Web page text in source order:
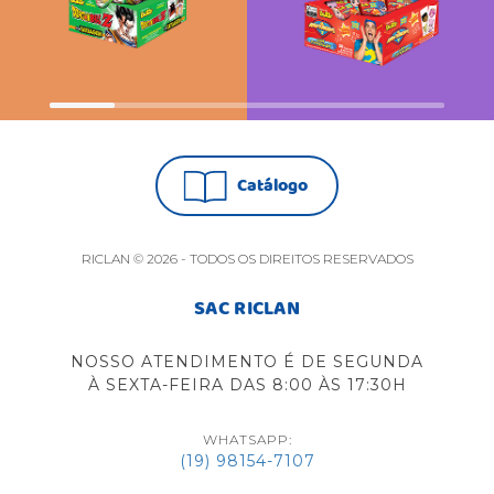
+ +
Catálogo
RICLAN © 2026 - TODOS OS DIREITOS RESERVADOS
SAC RICLAN
NOSSO ATENDIMENTO É DE SEGUNDA
À SEXTA-FEIRA DAS 8:00 ÀS 17:30H
WHATSAPP:
(19) 98154-7107